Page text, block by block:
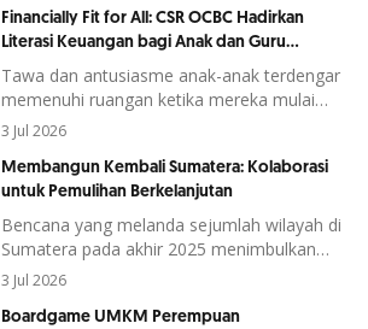
Financially Fit for All: CSR OCBC Hadirkan
Literasi Keuangan bagi Anak dan Guru
Indonesia
Tawa dan antusiasme anak-anak terdengar
memenuhi ruangan ketika mereka mulai
membicarakan satu hal yang sangat dekat
dengan kehidupan sehari-hari: uang. Bagi
sebagian orang dewasa, topik keuangan
mungkin terasa kompleks
3 Jul 2026
Membangun Kembali Sumatera: Kolaborasi
untuk Pemulihan Berkelanjutan
Bencana yang melanda sejumlah wilayah di
Sumatera pada akhir 2025 menimbulkan
dampak yang signifikan terhadap kehidupan
masyarakat.
3 Jul 2026
Boardgame UMKM Perempuan